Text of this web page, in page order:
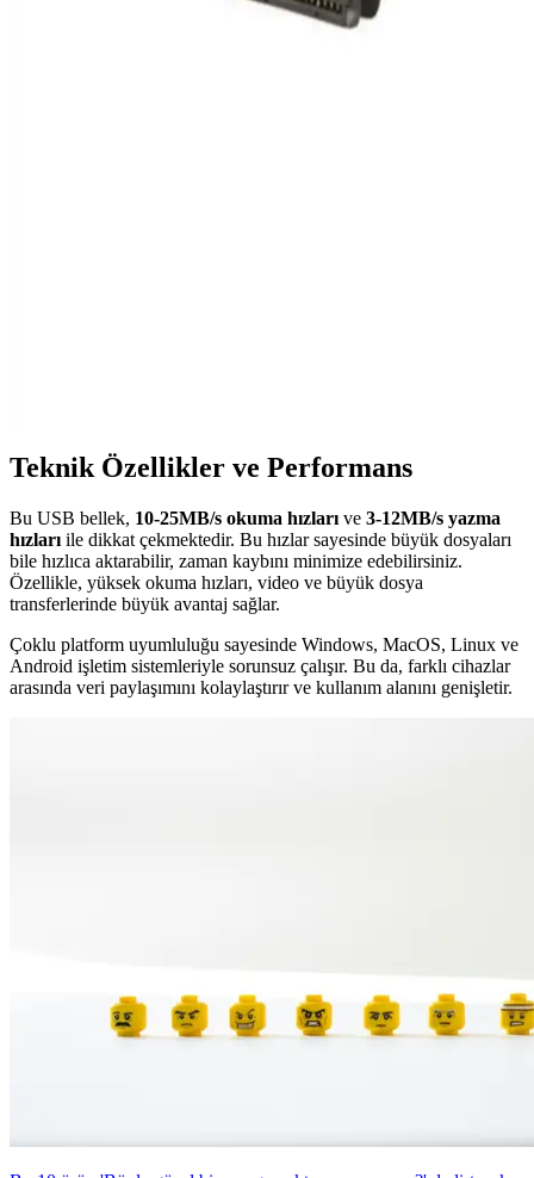
Maxron 16 GB USB bellek, dayanıklı metal gövdesi ve estetik
Teknik Özellikler ve Performans
Bu USB bellek, 10-25MB/s okuma hızları ve 3-12MB/s yazma
hızları ile dikkat çekmektedir. Bu hızlar sayesinde büyük dosyaları
bile hızlıca aktarabilir, zaman kaybını minimize edebilirsiniz.
Özellikle, yüksek okuma hızları, video ve büyük dosya
transferlerinde büyük avantaj sağlar.
Çoklu platform uyumluluğu sayesinde Windows, MacOS, Linux ve
Android işletim sistemleriyle sorunsuz çalışır. Bu da, farklı cihazlar
arasında veri paylaşımını kolaylaştırır ve kullanım alanını genişletir.